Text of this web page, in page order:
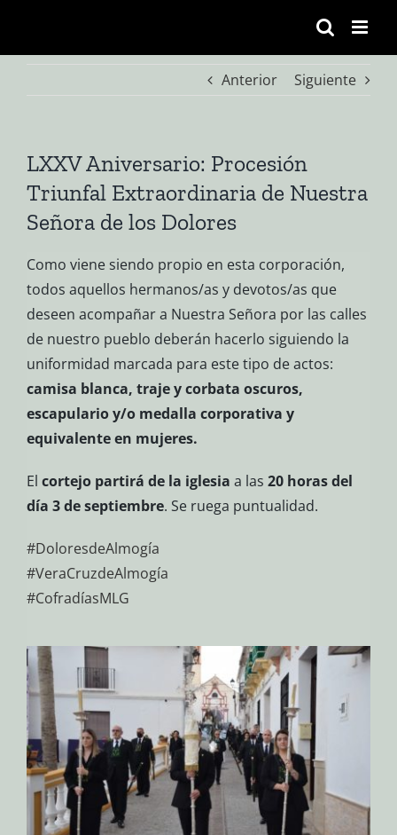
contenido
Anterior
Siguiente
LXXV Aniversario: Procesión
Triunfal Extraordinaria de Nuestra
Señora de los Dolores
Como viene siendo propio en esta corporación,
todos aquellos hermanos/as y devotos/as que
deseen acompañar a Nuestra Señora por las calles
de nuestro pueblo deberán hacerlo siguiendo la
uniformidad marcada para este tipo de actos:
camisa blanca, traje y corbata oscuros,
escapulario y/o medalla corporativa y
equivalente en mujeres.
El cortejo partirá de la iglesia a las 20 horas del
día 3 de septiembre. Se ruega puntualidad.
#DoloresdeAlmogía
#VeraCruzdeAlmogía
#CofradíasMLG